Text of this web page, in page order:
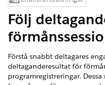
Följ
Förstå snabbt deltagares
deltaganderesultat för
programregistreringar.